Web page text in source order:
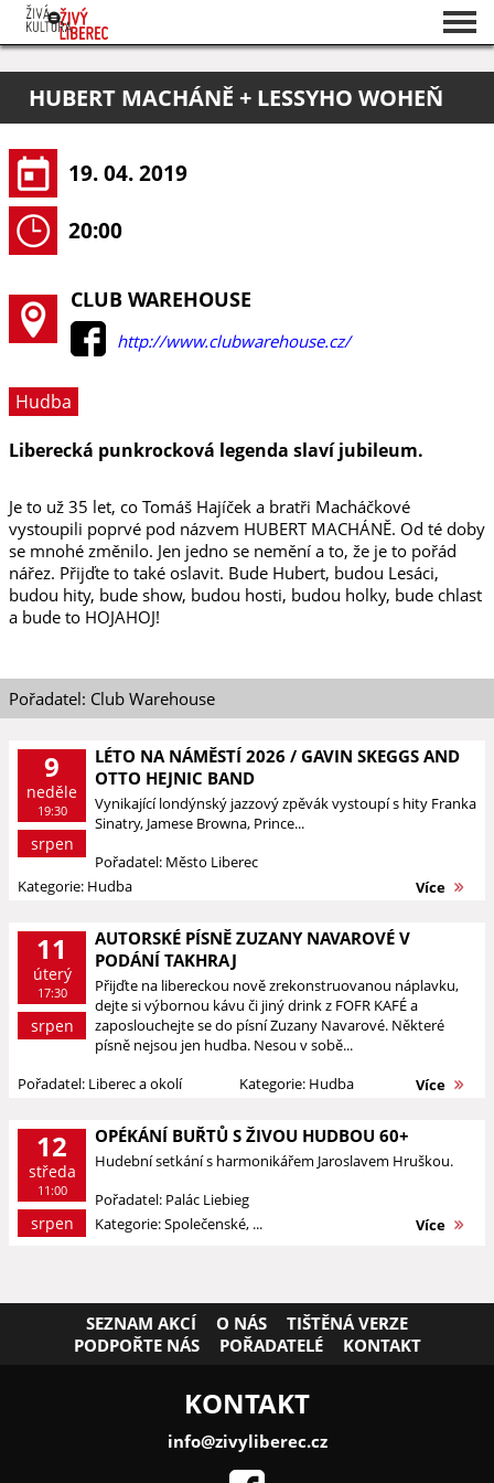
O projektu
Pořadatelé
HUBERT MACHÁNĚ + LESSYHO WOHEŇ
19. 04. 2019
20:00
CLUB WAREHOUSE
http://www.clubwarehouse.cz/
Hudba
Liberecká punkrocková legenda slaví jubileum.
Je to už 35 let, co Tomáš Hajíček a bratři Macháčkové
vystoupili poprvé pod názvem HUBERT MACHÁNĚ. Od té doby
se mnohé změnilo. Jen jedno se nemění a to, že je to pořád
nářez. Přijďte to také oslavit. Bude Hubert, budou Lesáci,
budou hity, bude show, budou hosti, budou holky, bude chlast
a bude to HOJAHOJ!
Pořadatel: Club Warehouse
9
neděle
19:30
srpen
LÉTO NA NÁMĚSTÍ 2026 / GAVIN SKEGGS AND
OTTO HEJNIC BAND
Vynikající londýnský jazzový zpěvák vystoupí s hity Franka
Sinatry, Jamese Browna, Prince...
Pořadatel: Město Liberec
Kategorie: Hudba
Více
11
úterý
17:30
srpen
AUTORSKÉ PÍSNĚ ZUZANY NAVAROVÉ V
PODÁNÍ TAKHRAJ
Přijďte na libereckou nově zrekonstruovanou náplavku,
dejte si výbornou kávu či jiný drink z FOFR KAFÉ a
zaposlouchejte se do písní Zuzany Navarové. Některé
písně nejsou jen hudba. Nesou v sobě...
Pořadatel: Liberec a okolí
Kategorie: Hudba Více
12
středa
11:00
srpen
OPÉKÁNÍ BUŘTŮ S ŽIVOU HUDBOU 60+
Hudební setkání s harmonikářem Jaroslavem Hruškou.
Pořadatel: Palác Liebieg
Kategorie: Společenské, ...
Více
SEZNAM AKCÍ O NÁS
TIŠTĚNÁ VERZE
PODPOŘTE NÁS
POŘADATELÉ KONTAKT
KONTAKT
info@zivyliberec.cz